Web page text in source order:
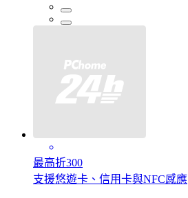
最高折300
支援悠遊卡、信用卡與NFC感應